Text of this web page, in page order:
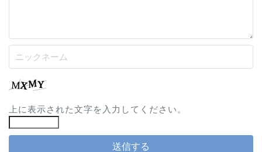
上に表示された文字を入力してください。